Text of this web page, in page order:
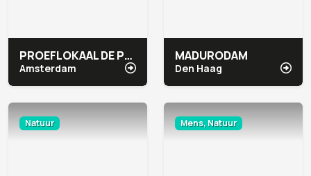
PROEFLOKAAL DE PRAEL
Amsterdam
MADURODAM
Den Haag
Natuur Mens, Natuur